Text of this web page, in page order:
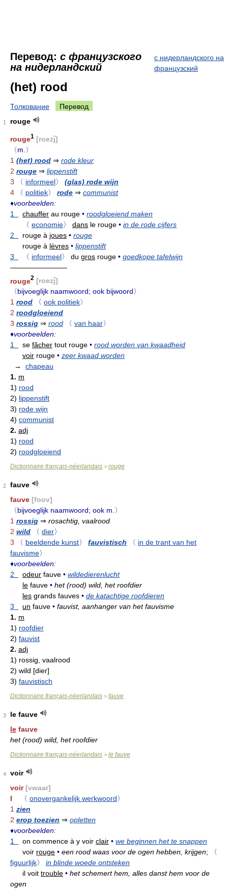
Перевод: с французского
на нидерландский
с нидерландского на
французский
(het) rood
Толкование Перевод
1 rouge
rouge1 [roezĵ]
〈m.〉
1 (het) rood ⇒ rode kleur
2 rouge ⇒ lippenstift
3
〈 informeel〉
(glas) rode wijn
4
〈 politiek〉 rode ⇒ communist
♦voorbeelden:
1
chauffer au rouge • roodgloeiend maken
〈 economie〉 dans le rouge • in de rode cijfers
2
rouge à joues • rouge
rouge à lèvres • lippenstift
3
〈 informeel〉 du gros rouge • goedkope tafelwijn
————————
rouge2 [roezĵ]
〈bijvoeglijk naamwoord; ook bijwoord〉
1 rood 〈 ook politiek〉
2 roodgloeiend
3 rossig ⇒ rood 〈 van haar〉
♦voorbeelden:
1
se fâcher tout rouge • rood worden van kwaadheid
voir rouge • zeer kwaad worden
→ chapeau
1. m
1) rood
2) lippenstift
3) rode wijn
4) communist
2. adj
1) rood
2) roodgloeiend
Dictionnaire français-néerlandais > rouge
2
fauve
fauve [foov]
〈bijvoeglijk naamwoord; ook m.〉
1 rossig ⇒ rosachtig, vaalrood
2 wild 〈 dier〉
3
〈 beeldende kunst〉 fauvistisch 〈 in de trant van het
fauvisme〉
♦voorbeelden:
2
odeur fauve • wildedierenlucht
le fauve • het (rood) wild, het roofdier
les grands fauves • de katachtige roofdieren
3
un fauve • fauvist, aanhanger van het fauvisme
1. m
1) roofdier
2) fauvist
2. adj
1) rossig, vaalrood
2) wild [dier]
3) fauvistisch
Dictionnaire français-néerlandais > fauve
3
le fauve
le fauve
het (rood) wild, het roofdier
Dictionnaire français-néerlandais > le fauve
4
voir
voir [vwaar]
I
〈 onovergankelijk werkwoord〉
1 zien
2 erop toezien ⇒ opletten
♦voorbeelden:
1
on commence à y voir clair • we beginnen het te snappen
voir rouge • een rood waas voor de ogen hebben, krijgen;
〈
figuurlijk〉
in blinde woede ontsteken
il voit trouble • het schemert hem, alles danst hem voor de
ogen